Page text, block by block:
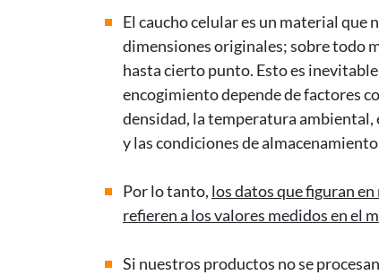
El caucho celular es un material que
dimensiones originales; sobre todo
hasta cierto punto. Esto es
encogimiento depende de factores
densidad, la temperatura ambiental,
y las condiciones de
Por lo tanto, los datos que figuran
refieren a los valores medidos en el
Si nuestros productos no se